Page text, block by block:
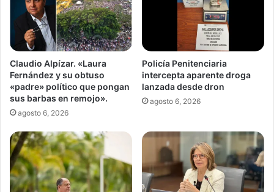
Claudio Alpízar. «Laura
Fernández y su obtuso
«padre» político que pongan
sus barbas en remojo».
agosto 6, 2026
Policía Penitenciaria
intercepta aparente droga
lanzada desde dron
agosto 6, 2026